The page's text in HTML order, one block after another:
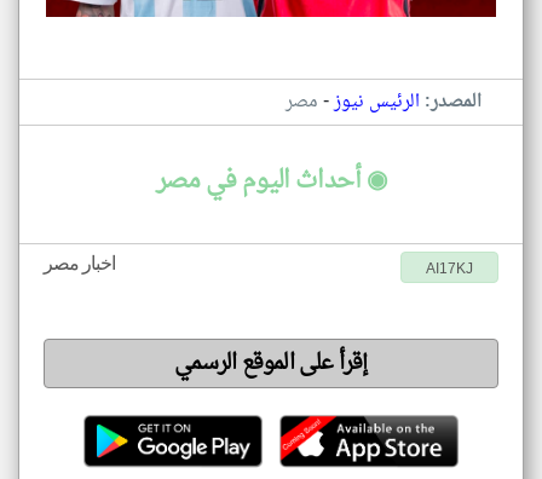
المصدر: الرئيس نيوز-مصر
◉ أحداث اليوم في مصر
اخبار مصر AI17KJ
إقرأ على الموقع الرسمي